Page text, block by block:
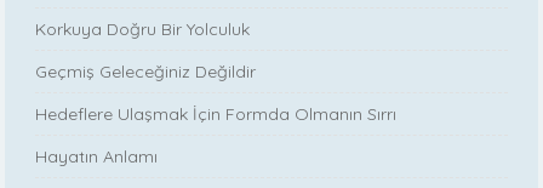
Korkuya Doğru Bir Yolculuk
Geçmiş Geleceğiniz Değildir
Hedeflere Ulaşmak İçin Formda Olmanın Sırrı
Hayatın Anlamı